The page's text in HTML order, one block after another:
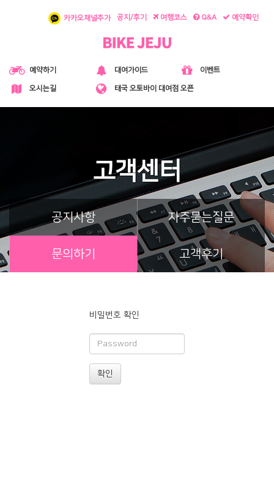
카카오채널추가 공지/후기 여행코스 Q&A 예약확인
예약하기 대여가이드 이벤트
오시는길 태국 오토바이 대여점 오픈
고객센터
공지사항 자주묻는질문
문의하기 고객후기
비밀번호 확인
확인